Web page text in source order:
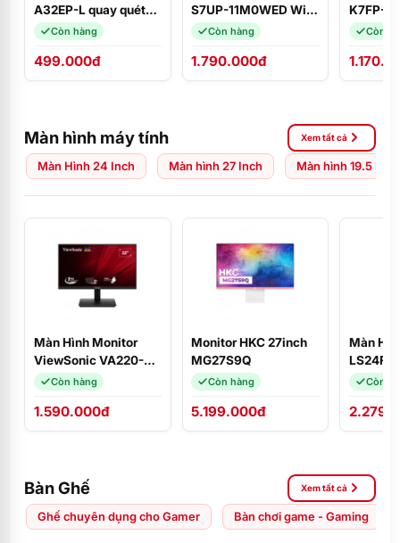
A32EP-L quay quét
3MP 2K
Còn hàng
499.000đ
S7UP-11M0WED Wifi
3 mắt Cruiser Triple
hiện người, Wifi 6
Còn hàng
1.790.000đ
K7FP-
quay
động
Còn
Màn hình máy tính Xem tất cả
Màn Hình 24 Inch Màn hình 27 Inch Màn hình 19.5 Inch
Màn Hình Monitor
ViewSonic VA220-H
(21.5Còn hàng
1.590.000đ
Monitor HKC 27inch
MG27S9Q
Còn hàng
5.199.000đ
Màn
(24 inch
HDMI
Còn
Bàn Ghế Xem tất cả
Ghế chuyên dụng cho Gamer Bàn chơi game - Gaming